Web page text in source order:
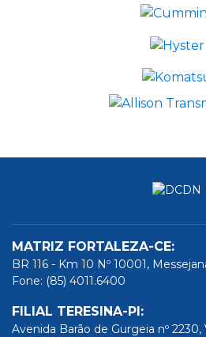
MATRIZ FORTALEZA-CE:
BR 116 - Km 10 Nº 10001,
Fone: (85) 4011.6400
FILIAL TERESINA-PI:
Avenida Barão de Gurgeia nº